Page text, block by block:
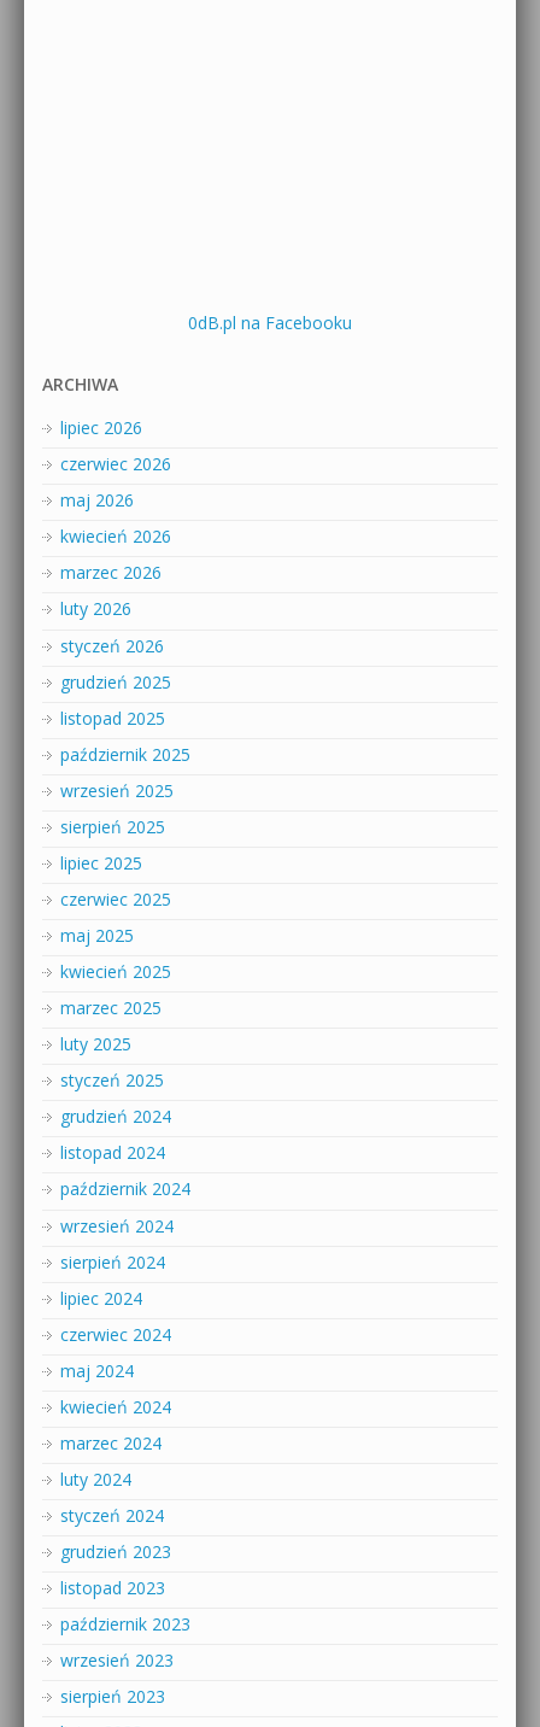
0dB.pl na Facebooku
ARCHIWA
lipiec 2026
czerwiec 2026
maj 2026
kwiecień 2026
marzec 2026
luty 2026
styczeń 2026
grudzień 2025
listopad 2025
październik 2025
wrzesień 2025
sierpień 2025
lipiec 2025
czerwiec 2025
maj 2025
kwiecień 2025
marzec 2025
luty 2025
styczeń 2025
grudzień 2024
listopad 2024
październik 2024
wrzesień 2024
sierpień 2024
lipiec 2024
czerwiec 2024
maj 2024
kwiecień 2024
marzec 2024
luty 2024
styczeń 2024
grudzień 2023
listopad 2023
październik 2023
wrzesień 2023
sierpień 2023